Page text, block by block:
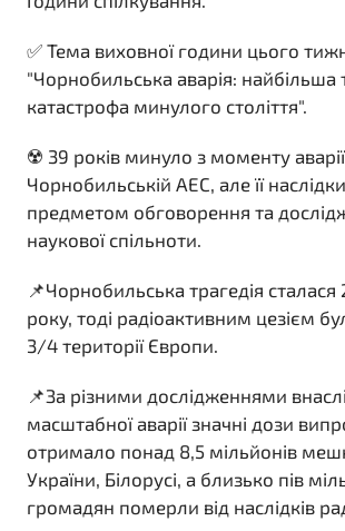
✅ Тема виховної години цього
"Чорнобильська аварія: найбільша
катастрофа минулого століття".
☢️ 39 років минуло з моменту
Чорнобильській АЕС, але її наслідки
предметом обговорення та
наукової спільноти.
📌Чорнобильська трагедія сталася
року, тоді радіоактивним цезієм
3/4 території Європи.
📌За різними дослідженнями
масштабної аварії значні дози
отримало понад 8,5 мільйонів
України, Білорусі, а близько пів
громадян померли від наслідків